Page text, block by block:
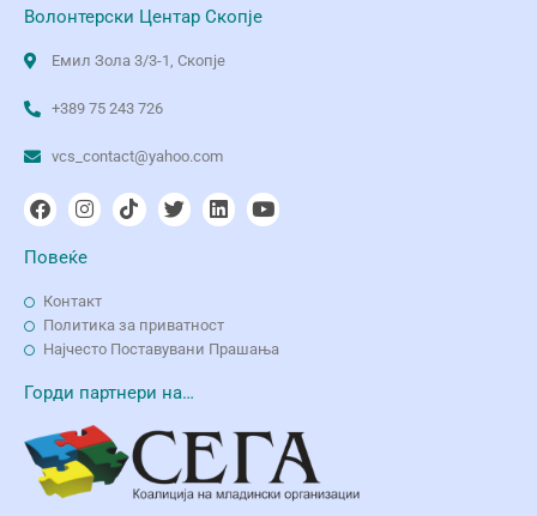
Волонтерски Центар Скопје
Емил Зола 3/3-1, Скопје
+389 75 243 726
vcs_contact@yahoo.com
Повеќе
Контакт
Политика за приватност
Најчесто Поставувани Прашања
Горди партнери на…